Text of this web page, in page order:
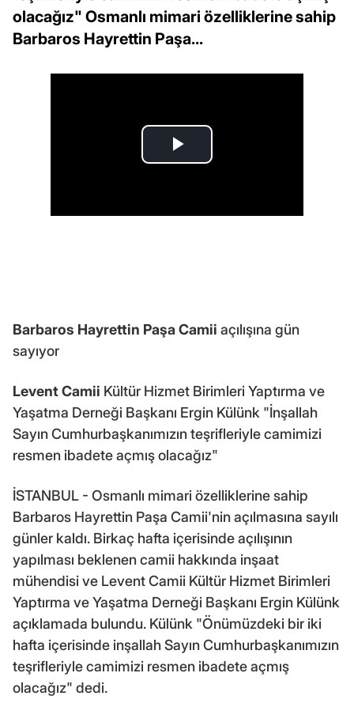
olacağız" Osmanlı mimari özelliklerine sahip
Barbaros Hayrettin Paşa...
Barbaros Hayrettin Paşa Camii açılışına gün
sayıyor
Levent Camii Kültür Hizmet Birimleri Yaptırma ve
Yaşatma Derneği Başkanı Ergin Külünk "İnşallah
Sayın Cumhurbaşkanımızın teşrifleriyle camimizi
resmen ibadete açmış olacağız"
İSTANBUL - Osmanlı mimari özelliklerine sahip
Barbaros Hayrettin Paşa Camii'nin açılmasına sayılı
günler kaldı. Birkaç hafta içerisinde açılışının
yapılması beklenen camii hakkında inşaat
mühendisi ve Levent Camii Kültür Hizmet Birimleri
Yaptırma ve Yaşatma Derneği Başkanı Ergin Külünk
açıklamada bulundu. Külünk "Önümüzdeki bir iki
hafta içerisinde inşallah Sayın Cumhurbaşkanımızın
teşrifleriyle camimizi resmen ibadete açmış
olacağız" dedi.